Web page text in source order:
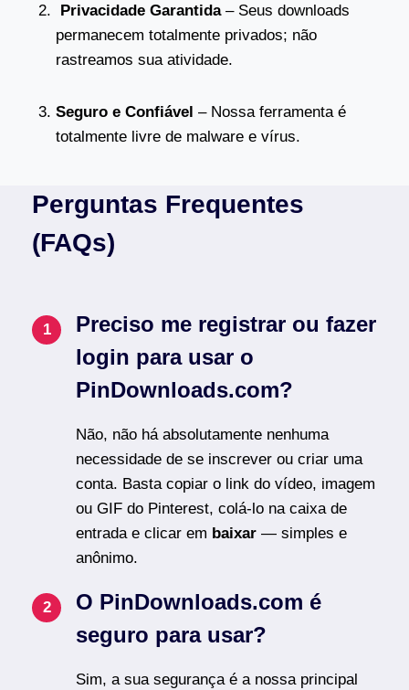
Privacidade Garantida– Seus downloads
permanecem totalmente privados; não
rastreamos sua atividade.
Seguro e Confiável – Nossa ferramenta é
totalmente livre de malware e vírus.
Perguntas Frequentes
(FAQs)
Preciso me registrar ou fazer
login para usar o
PinDownloads.com?
Não, não há absolutamente nenhuma
necessidade de se inscrever ou criar uma
conta. Basta copiar o link do vídeo, imagem
ou GIF do Pinterest, colá-lo na caixa de
entrada e clicar em baixar — simples e
anônimo.
O PinDownloads.com é
seguro para usar?
Sim, a sua segurança é a nossa principal